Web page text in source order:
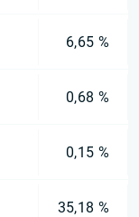
6,65 %
0,68 %
0,15 %
35,18 %